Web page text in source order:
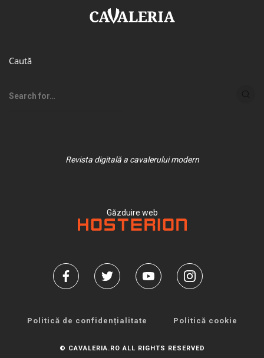
Caută
Revista digitală a cavalerului modern
Găzduire web
Politică de confidențialitate Politică cookie
© CAVALERIA.RO ALL RIGHTS RESERVED